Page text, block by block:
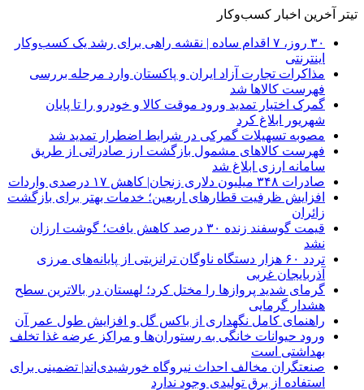
تیتر آخرین اخبار کسب‌وکار
۳۰ روز، ۷ اقدام ساده | نقشه راهی برای رشد یک کسب‌وکار
اینترنتی
مذاکرات تجارت آزاد ایران و پاکستان وارد مرحله بررسی
فهرست کالاها شد
گمرک اختیار تمدید ورود موقت کالا و خودرو را تا پایان
شهریور ابلاغ کرد
مصوبه تسهیلات گمرکی در شرایط اضطرار تمدید شد
فهرست کالاهای مشمول بازگشت ارز صادراتی از طریق
سامانه ارزی ابلاغ شد
صادرات ۳۴۸ میلیون دلاری زنجان| ‌کاهش ۱۷ درصدی واردات
افزایش ظرفیت قطارهای اربعین؛ خدمات بهتر برای بازگشت
زائران
قیمت گوسفند زنده ۳۰ درصد کاهش یافت؛ گوشت ارزان
نشد
تردد ۶۰ هزار دستگاه ناوگان ترانزیتی از پایانه‌های مرزی
آذربایجان ‌غربی
گرمای شدید پروازها را مختل کرد؛ لهستان در بالاترین سطح
هشدار گرمایی
راهنمای کامل نگهداری از باکس گل و افزایش طول عمر آن
ورود حیوانات خانگی به رستوران‌ها و مراکز عرضه غذا تخلف
بهداشتی است
صنعتگران مخالف احداث نیروگاه خورشیدی‌اند| تضمینی برای
استفاده از برق تولیدی وجود ندارد